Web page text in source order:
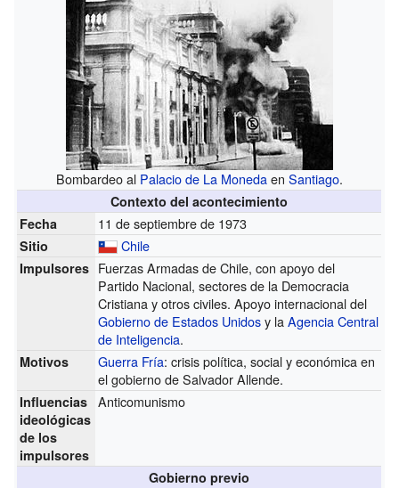
Bombardeo al Palacio de La Monedaen Santiago.
Contexto del acontecimiento
Fecha
11 de septiembre de 1973
Sitio Chile
Impulsores Fuerzas Armadas de Chile, con apoyo del
Partido Nacional, sectores de la Democracia
Cristiana y otros civiles. Apoyo internacional del
Gobierno de Estados Unidosy laAgencia Central
de Inteligencia.
Motivos Guerra Fría: crisis política, social y económica en
el gobierno de Salvador Allende.
Influencias
ideológicas
de los
impulsores
Anticomunismo
Gobierno previo